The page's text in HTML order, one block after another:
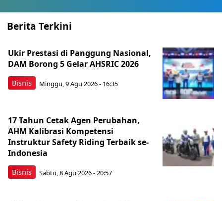
Berita Terkini
Bisnis
Ukir Prestasi di Panggung Nasional,
DAM Borong 5 Gelar AHSRIC 2026
Minggu, 9 Agu 2026 - 16:35
Bisnis
17 Tahun Cetak Agen Perubahan,
AHM Kalibrasi Kompetensi
Instruktur Safety Riding Terbaik se-
Indonesia
Sabtu, 8 Agu 2026 - 20:57